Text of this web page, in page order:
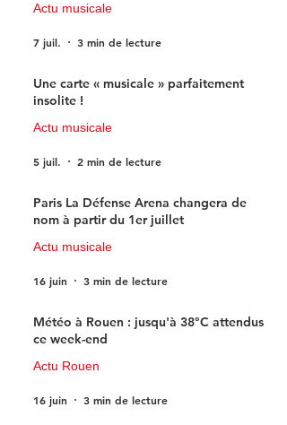
Actu musicale
7 juil. 3 min de lecture
Une carte « musicale » parfaitement
insolite !
Actu musicale
5 juil. 2 min de lecture
Paris La Défense Arena changera de
nom à partir du 1er juillet
Actu musicale
16 juin 3 min de lecture
Météo à Rouen : jusqu'à 38°C attendus
ce week-end
Actu Rouen
16 juin 3 min de lecture